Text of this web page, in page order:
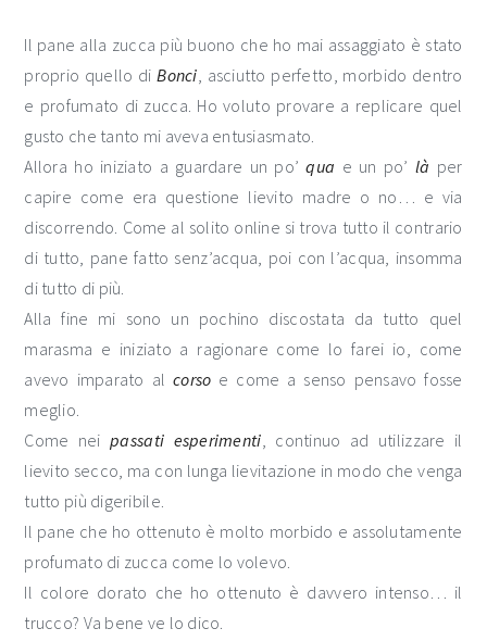
Il pane alla zucca più buono che ho mai assaggiato è stato
proprio quello diBonci, asciutto perfetto, morbido dentro
e profumato di zucca. Ho voluto provare a replicare quel
gusto che tanto mi aveva entusiasmato.
Allora ho iniziato a guardare un po’qua e un po’ là per
capire come era questione lievito madre o no… e via
discorrendo. Come al solito online si trova tutto il contrario
di tutto, pane fatto senz’acqua, poi con l’acqua, insomma
di tutto di più.
Alla fine mi sono un pochino discostata da tutto quel
marasma e iniziato a ragionare come lo farei io, come
avevo imparato al corso e come a senso pensavo fosse
meglio.
Come neipassati esperimenti, continuo ad utilizzare il
lievito secco, ma con lunga lievitazione in modo che venga
tutto più digeribile.
Il pane che ho ottenuto è molto morbido e assolutamente
profumato di zucca come lo volevo.
Il colore dorato che ho ottenuto è davvero intenso… il
trucco? Va bene ve lo dico.